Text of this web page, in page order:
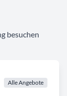
Alle Angebote
besuchen